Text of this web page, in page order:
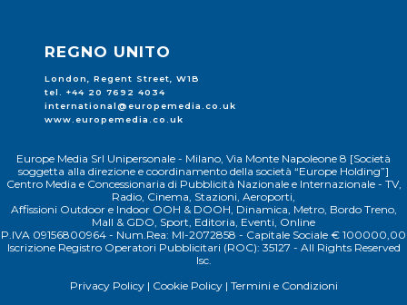
REGNO UNITO
London, Regent Street, W1B
tel. +44 20 7692 4034
international@europemedia.co.uk
www.europemedia.co.uk
Europe Media Srl Unipersonale - Milano, Via Monte Napoleone 8 [Società
soggetta alla direzione e coordinamento della società “Europe Holding”]
Centro Media e Concessionaria di Pubblicità Nazionale e Internazionale - TV,
Radio, Cinema, Stazioni, Aeroporti,
Affissioni Outdoor e Indoor OOH & DOOH, Dinamica, Metro, Bordo Treno,
Mall & GDO, Sport, Editoria, Eventi, Online
P.IVA 09156800964 - Num.Rea: MI-2072858 - Capitale Sociale € 100000,00
Iscrizione Registro Operatori Pubblicitari (ROC): 35127 - All Rights Reserved
Isc.
Privacy Policy| Cookie Policy| Termini e Condizioni